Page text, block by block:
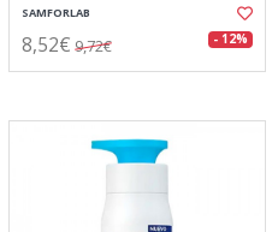
SAMFORLAB
8,52€ 9,72€ - 12%